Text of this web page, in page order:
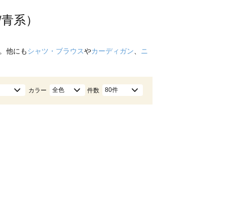
系）
他にもシャツ・ブラウスやカーディガン
ニ
カラー 全色 件数 80件